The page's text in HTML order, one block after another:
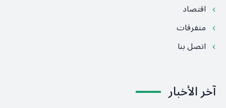
اقتصاد
متفرقات
اتصل بنا
آخر الأخبار